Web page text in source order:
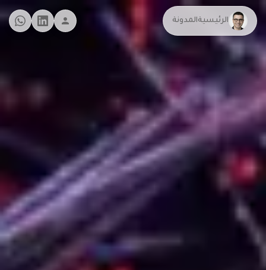
الرئيسيةالمدونة